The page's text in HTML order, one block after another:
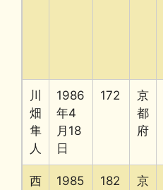
川
畑
隼
人
1986
年4
月18
日
172
京
都
府
西
1985
182
京